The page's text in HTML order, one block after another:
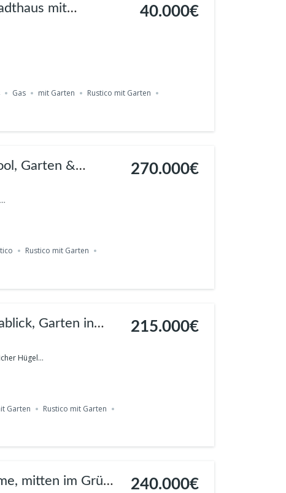
mit
40.000€
Gas mit Garten
Rustico mit Garten
Garten &
270.000€
Rustico mit Garten
Hügel...
215.000€
Garten
Rustico mit Garten
mitten im Grün,
240.000€